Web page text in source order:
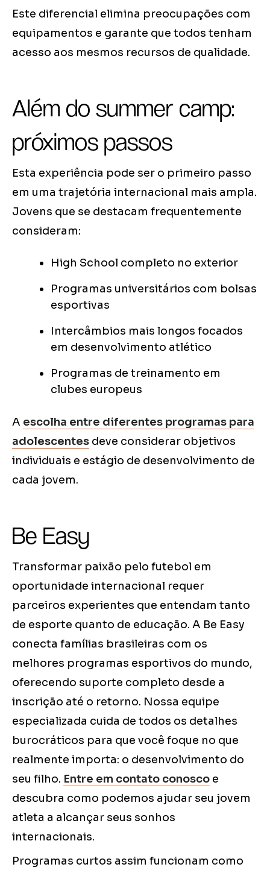
Este diferencial elimina preocupações com
equipamentos e garante que todos tenham
acesso aos mesmos recursos de qualidade.
Além do summer camp:
próximos passos
Esta experiência pode ser o primeiro passo
em uma trajetória internacional mais ampla.
Jovens que se destacam frequentemente
consideram:
High School completo no exterior
Programas universitários com bolsas
esportivas
Intercâmbios mais longos focados
em desenvolvimento atlético
Programas de treinamento em
clubes europeus
A escolha entre diferentes programas para
adolescentes deve considerar objetivos
individuais e estágio de desenvolvimento de
cada jovem.
Be Easy
Transformar paixão pelo futebol em
oportunidade internacional requer
parceiros experientes que entendam tanto
de esporte quanto de educação. A Be Easy
conecta famílias brasileiras com os
melhores programas esportivos do mundo,
oferecendo suporte completo desde a
inscrição até o retorno. Nossa equipe
especializada cuida de todos os detalhes
burocráticos para que você foque no que
realmente importa: o desenvolvimento do
seu filho. Entre em contato conosco e
descubra como podemos ajudar seu jovem
atleta a alcançar seus sonhos
internacionais.
Programas curtos assim funcionam como